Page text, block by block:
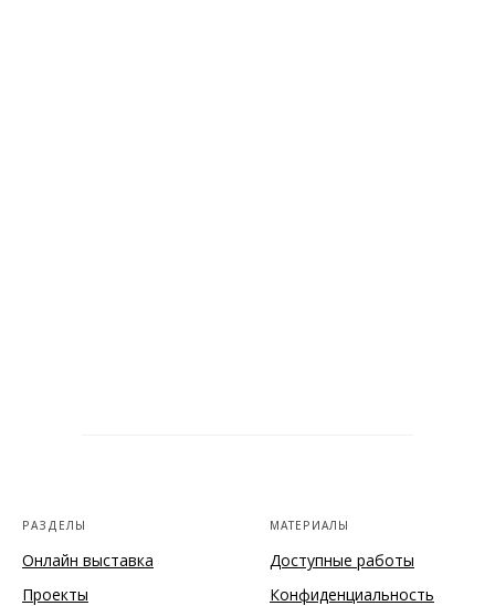
РАЗДЕЛЫ
Онлайн выставка
Проекты
МАТЕРИАЛЫ
Доступные работы
Конфиденциальность